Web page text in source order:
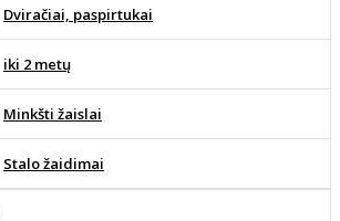
Dviračiai, paspirtukai
iki 2 metų
Minkšti žaislai
Stalo žaidimai